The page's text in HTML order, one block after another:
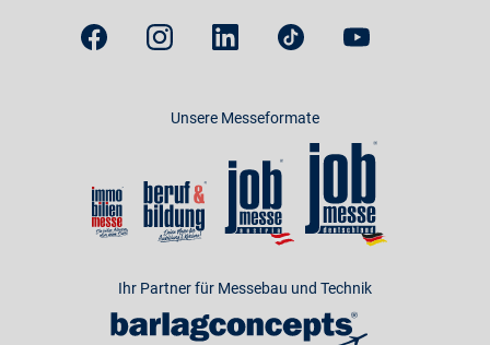
Unsere Messeformate
Ihr Partner für Messebau und Technik